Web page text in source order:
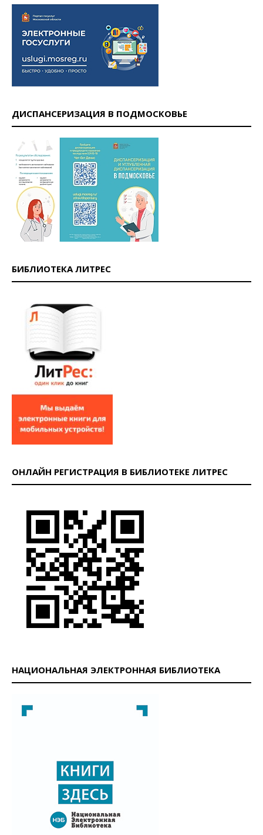
ДИСПАНСЕРИЗАЦИЯ В ПОДМОСКОВЬЕ
БИБЛИОТЕКА ЛИТРЕС
ОНЛАЙН РЕГИСТРАЦИЯ В БИБЛИОТЕКЕ ЛИТРЕС
НАЦИОНАЛЬНАЯ ЭЛЕКТРОННАЯ БИБЛИОТЕКА